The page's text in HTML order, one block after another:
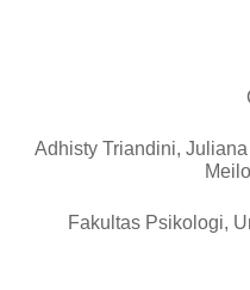
Adhisty Triandini,
Fakultas Psikologi,